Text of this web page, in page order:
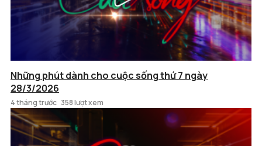
Những phút dành cho cuộc sống thứ 7 ngày
28/3/2026
4 tháng trước 358 lượt xem